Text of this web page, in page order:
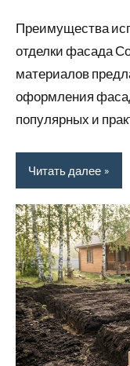
Преимущества
отделки фасада
материалов
оформления
популярных и
Читать далее